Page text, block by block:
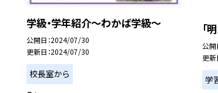
学級・学年紹介〜わかば学級〜
公開日 2024/07/30
更新日 2024/07/30
校長室から
「
公開
更新
学